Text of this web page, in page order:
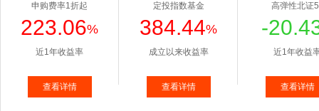
申购费率1折起
223.06%
近1年收益率
查看详情
定投指数基金
384.44%
成立以来收益率
查看详情
高弹性北证
-
近1年收益
查看详情